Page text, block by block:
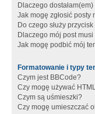
Dlaczego
Jak mogę zgłosić posty
Do czego służy
Dlaczego mój post
Jak mogę podbić mój
Formatowanie i typy
Czym jest BBCode?
Czy mogę używać
Czym są uśmieszki?
Czy mogę umieszczać